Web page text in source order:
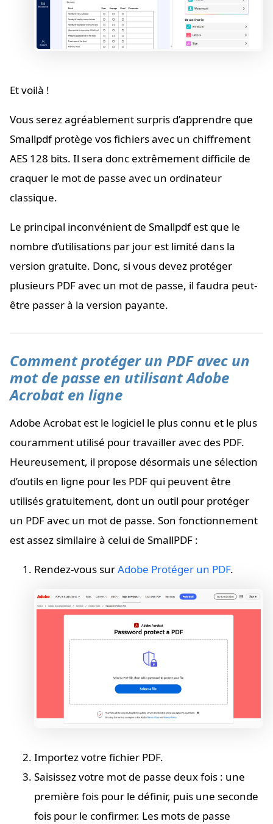
Et voilà !
Vous serez agréablement surpris d’apprendre que
Smallpdf protège vos fichiers avec un chiffrement
AES 128 bits. Il sera donc extrêmement difficile de
craquer le mot de passe avec un ordinateur
classique.
Le principal inconvénient de Smallpdf est que le
nombre d’utilisations par jour est limité dans la
version gratuite. Donc, si vous devez protéger
plusieurs PDF avec un mot de passe, il faudra peut-
être passer à la version payante.
Comment protéger un PDF avec un
mot de passe en utilisant Adobe
Acrobat en ligne
Adobe Acrobat est le logiciel le plus connu et le plus
couramment utilisé pour travailler avec des PDF.
Heureusement, il propose désormais une sélection
d’outils en ligne pour les PDF qui peuvent être
utilisés gratuitement, dont un outil pour protéger
un PDF avec un mot de passe. Son fonctionnement
est assez similaire à celui de SmallPDF :
Rendez-vous surAdobe Protéger un PDF.
Importez votre fichier PDF.
Saisissez votre mot de passe deux fois : une
première fois pour le définir, puis une seconde
fois pour le confirmer. Les mots de passe